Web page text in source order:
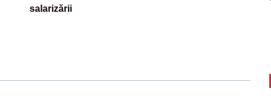
salarizării